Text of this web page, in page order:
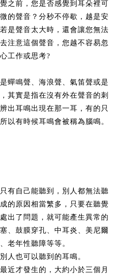
之前，您是否感覺到耳朵裡可
的聲音？分秒不停歇，越是安
是聲音太大時，還會讓您無法
注意這個聲音，您越不容易忽
工作或思考?
蟬鳴聲、海浪聲、氣笛聲或是
其實是指在沒有外在聲音的刺
出耳鳴出現在那一耳，有的只
以有時候耳鳴會被稱為腦鳴。
有自己能聽到，別人都無法聽
的原因相當繁多，只要在聽覺
出了問題，就可能產生異常的
、鼓膜穿孔、中耳炎、美尼爾
老年性聽障等等。
人也可以聽到的耳鳴。
近才發生的，大約小於三個月